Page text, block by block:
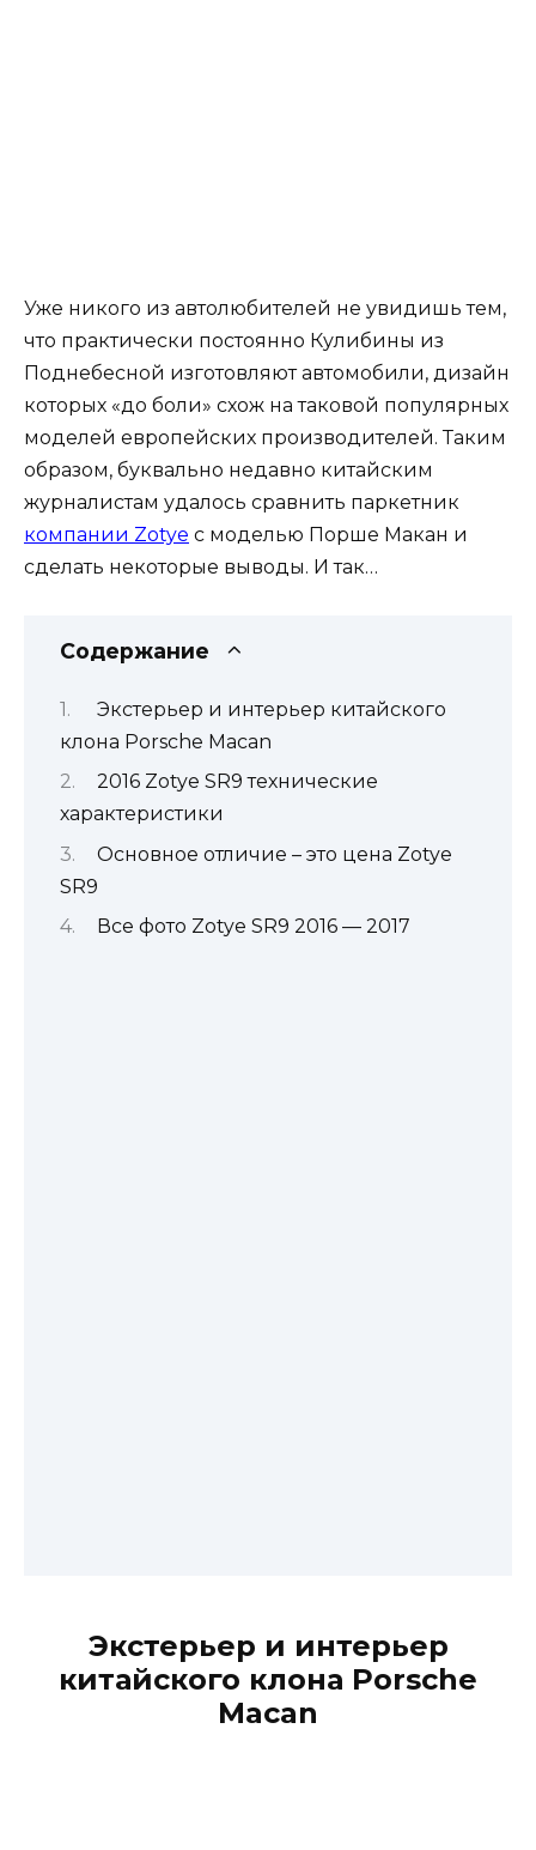
Уже никого из автолюбителей не увидишь тем,
что практически постоянно Кулибины из
Поднебесной изготовляют автомобили, дизайн
которых «до боли» схож на таковой популярных
моделей европейских производителей. Таким
образом, буквально недавно китайским
журналистам удалось сравнить паркетник
компании Zotye с моделью Порше Макан и
сделать некоторые выводы. И так…
Содержание
Экстерьер и интерьер китайского
клона Porsche Macan
2016 Zotye SR9 технические
характеристики
Основное отличие – это цена Zotye
SR9
Все фото Zotye SR9 2016 — 2017
Экстерьер и интерьер
китайского клона Porsche
Macan